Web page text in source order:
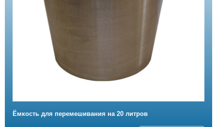
Ёмкость для перемешивания на 20 литров